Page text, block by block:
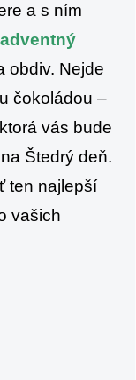
a s ním
adventný
obdiv. Nejde
čokoládou –
vás bude
Štedrý deň.
ten najlepší
vašich